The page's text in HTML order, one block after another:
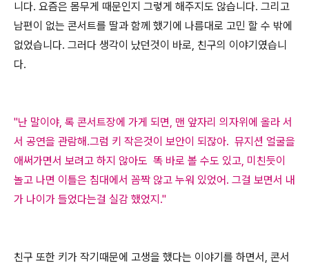
니다. 요즘은 몸무게 때문인지 그렇게 해주지도 않습니다. 그리고
남편이 없는 콘서트를 딸과 함께 했기에 나름대로 고민 할 수 밖에
없었습니다. 그러다 생각이 났던것이 바로, 친구의 이야기였습니
다.
"난 말이야, 록 콘서트장에 가게 되면, 맨 앞자리 의자위에 올라 서
서 공연을 관람해.그럼 키 작은것이 보안이 되잖아. 뮤지션 얼굴을
애써가면서 보려고 하지 않아도 똑 바로 볼 수도 있고, 미친듯이
놀고 나면 이틀은 침대에서 꼼짝 않고 누워 있었어. 그걸 보면서 내
가 나이가 들었다는걸 실감 했었지."
친구 또한 키가 작기때문에 고생을 했다는 이야기를 하면서, 콘서